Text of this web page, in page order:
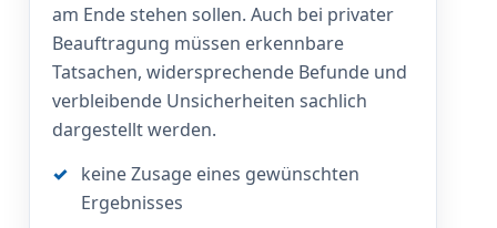
am Ende stehen sollen. Auch bei privater
Beauftragung müssen erkennbare
Tatsachen, widersprechende Befunde und
verbleibende Unsicherheiten sachlich
dargestellt werden.
keine Zusage eines gewünschten
Ergebnisses